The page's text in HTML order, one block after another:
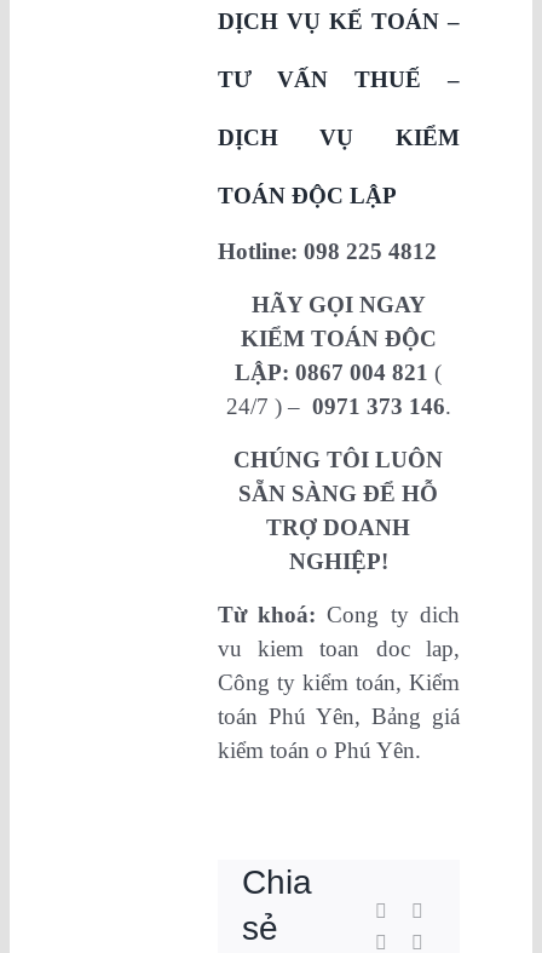
DỊCH VỤ KẾ TOÁN –
TƯ VẤN THUẾ –
DỊCH VỤ KIỂM
TOÁN ĐỘC LẬP
Hotline: 098 225 4812
HÃY GỌI NGAY
KIỂM TOÁN ĐỘC
LẬP: 0867 004 821 (
24/7 ) – 0971 373 146.
CHÚNG TÔI LUÔN
SẴN SÀNG ĐỂ HỖ
TRỢ DOANH
NGHIỆP!
Từ khoá: Cong ty dich
vu kiem toan doc lap,
Công ty kiểm toán, Kiểm
toán Phú Yên, Bảng giá
kiểm toán o Phú Yên.
Chia
sẻ